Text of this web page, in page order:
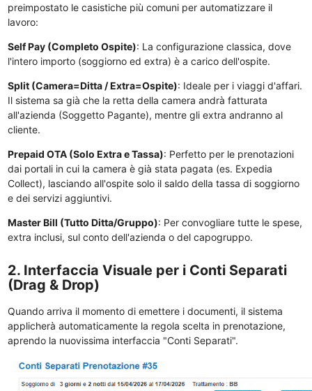
preimpostato le casistiche più comuni per automatizzare il
lavoro:
Self Pay (Completo Ospite): La configurazione classica, dove
l'intero importo (soggiorno ed extra) è a carico dell'ospite.
Split (Camera=Ditta / Extra=Ospite): Ideale per i viaggi d'affari.
Il sistema sa già che la retta della camera andrà fatturata
all'azienda (Soggetto Pagante), mentre gli extra andranno al
cliente.
Prepaid OTA (Solo Extra e Tassa): Perfetto per le prenotazioni
dai portali in cui la camera è già stata pagata (es. Expedia
Collect), lasciando all'ospite solo il saldo della tassa di soggiorno
e dei servizi aggiuntivi.
Master Bill (Tutto Ditta/Gruppo): Per convogliare tutte le spese,
extra inclusi, sul conto dell'azienda o del capogruppo.
2. Interfaccia Visuale per i Conti Separati
(Drag & Drop)
Quando arriva il momento di emettere i documenti, il sistema
applicherà automaticamente la regola scelta in prenotazione,
aprendo la nuovissima interfaccia "Conti Separati".